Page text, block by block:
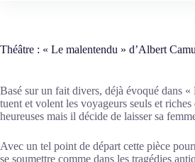
Théâtre : « Le malentendu » d’Albert
Basé sur un fait divers, déjà évoqué dans
tuent et volent les voyageurs seuls et
heureuses mais il décide de laisser sa
Avec un tel point de départ cette pièce
se soumettre comme dans les tragédies